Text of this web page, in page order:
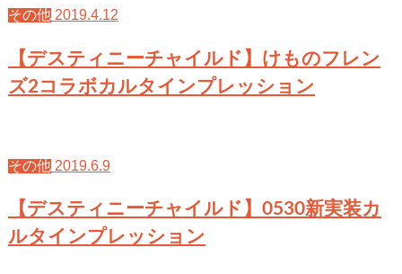
その他 2019.4.12
【デスティニーチャイルド】けものフレン
ズ2コラボカルタインプレッション
その他 2019.6.9
【デスティニーチャイルド】0530新実装カ
ルタインプレッション